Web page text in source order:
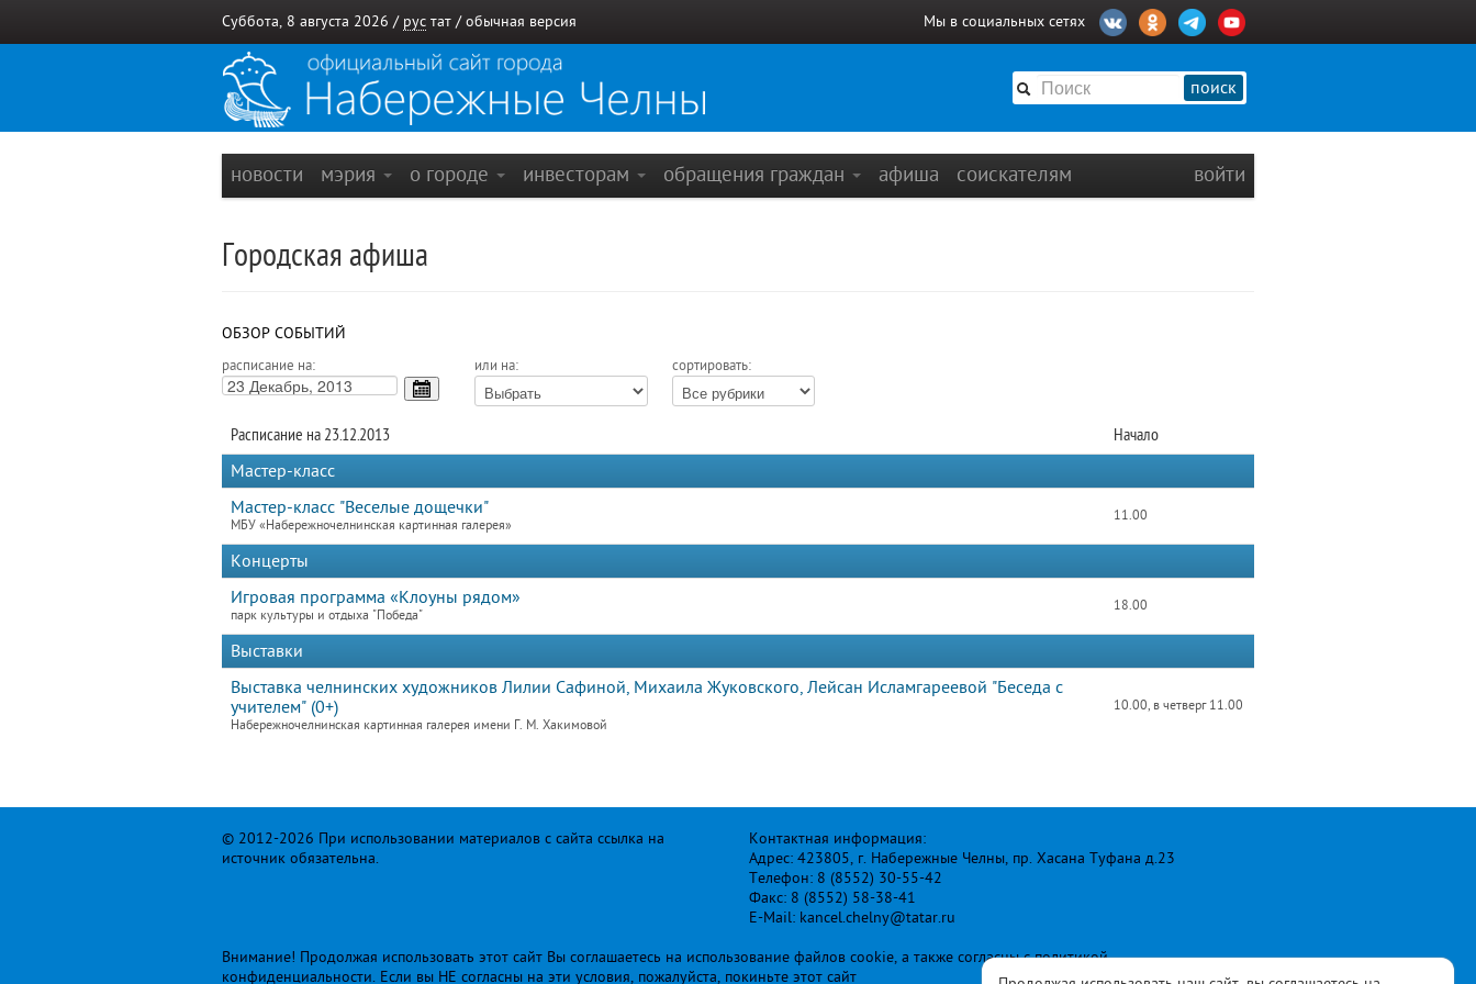
Суббота, 8 августа 2026 / рус тат / обычная версия Мы в социальных сетях
поиск
новости мэрия о городе инвесторам обращения граждан афиша соискателям войти
Городская афиша
ОБЗОР СОБЫТИЙ
расписание на: или на: сортировать:
Расписание на 23.12.2013
Начало
Мастер-класс
Мастер-класс "Веселые дощечки"
МБУ «Набережночелнинская картинная галерея»
11.00
Концерты
Игровая программа «Клоуны рядом»
парк культуры и отдыха "Победа"
18.00
Выставки
Выставка челнинских художников Лилии Сафиной, Михаила Жуковского, Лейсан Исламгареевой "Беседа с
учителем" (0+)
Набережночелнинская картинная галерея имени Г. М. Хакимовой
10.00, в четверг 11.00
© 2012-2026 При использовании материалов с сайта ссылка на
источник обязательна.
Контактная информация:
Адрес: 423805, г. Набережные Челны, пр. Хасана Туфана д.23
Телефон: 8 (8552) 30-55-42
Факс: 8 (8552) 58-38-41
E-Mail: kancel.chelny@tatar.ru
Внимание! Продолжая использовать этот сайт Вы соглашаетесь на использование файлов cookie, а также согласны сполитикой
конфиденциальности. Если вы НЕ согласны на эти условия, пожалуйста, покиньте этот сайт